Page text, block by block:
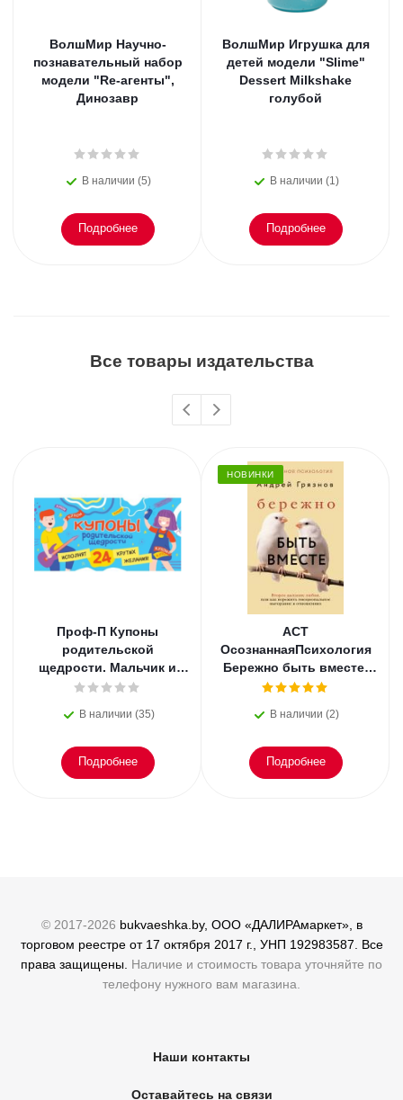
ВолшМир Научно-
познавательный набор
модели "Re-агенты",
Динозавр
В наличии (5)
Подробнее
ВолшМир Игрушка для
детей модели "Slime"
Dessert Milkshake
голубой
В наличии (1)
Подробнее
Все товары издательства
Проф-П Купоны
родительской
щедрости. Мальчик и
девочка
В наличии (35)
Подробнее
НОВИНКИ
АСТ
ОсознаннаяПсихология
Бережно быть вместе.
Второе дыхание любви,
эмоциональное
В наличии (2)
Подробнее
© 2017-2026 bukvaeshka.by, ООО «ДАЛИРАмаркет», в
торговом реестре от 17 октября 2017 г., УНП 192983587. Все
права защищены. Наличие и стоимость товара уточняйте по
телефону нужного вам магазина.
Наши контакты
Оставайтесь на связи